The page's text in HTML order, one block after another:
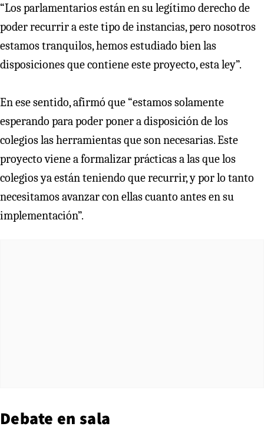
“Los parlamentarios están en su legítimo derecho de
poder recurrir a este tipo de instancias, pero nosotros
estamos tranquilos, hemos estudiado bien las
disposiciones que contiene este proyecto, esta ley”.
En ese sentido, afirmó que “estamos solamente
esperando para poder poner a disposición de los
colegios las herramientas que son necesarias. Este
proyecto viene a formalizar prácticas a las que los
colegios ya están teniendo que recurrir, y por lo tanto
necesitamos avanzar con ellas cuanto antes en su
implementación”.
Debate en sala